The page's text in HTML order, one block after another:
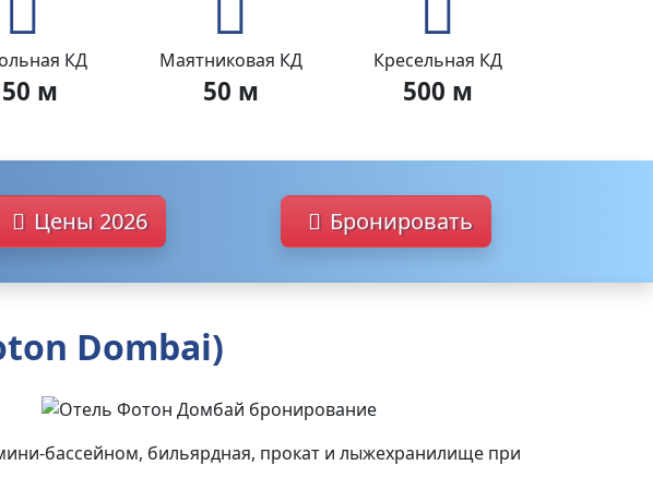
КД
м
Маятниковая КД
50 м
Кресельная КД
500 м
Цены 2026 Бронировать
Dombai)
бассейном, бильярдная, прокат и лыжехранилище при